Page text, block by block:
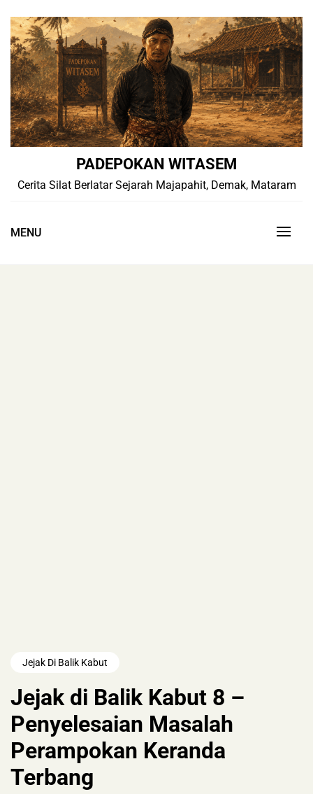
content
PADEPOKAN WITASEM
Cerita Silat Berlatar Sejarah Majapahit, Demak, Mataram
MENU
Jejak Di Balik Kabut
Jejak di Balik Kabut 8 –
Penyelesaian Masalah
Perampokan Keranda
Terbang